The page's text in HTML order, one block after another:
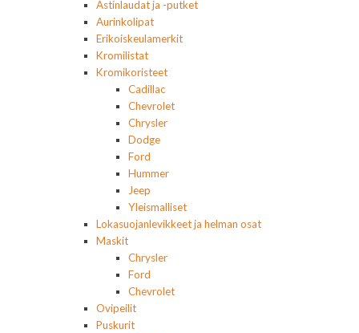
Astinlaudat ja -putket
Aurinkolipat
Erikoiskeulamerkit
Kromilistat
Kromikoristeet
Cadillac
Chevrolet
Chrysler
Dodge
Ford
Hummer
Jeep
Yleismalliset
Lokasuojanlevikkeet ja helman osat
Maskit
Chrysler
Ford
Chevrolet
Ovipeilit
Puskurit